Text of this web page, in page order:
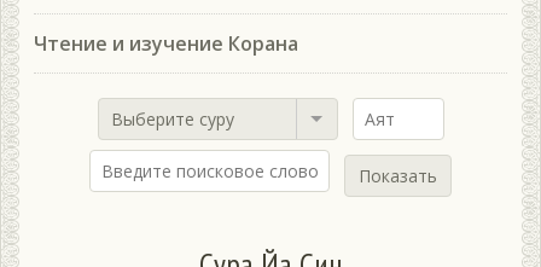
Чтение и изучение Корана
Выберите суру
Показать